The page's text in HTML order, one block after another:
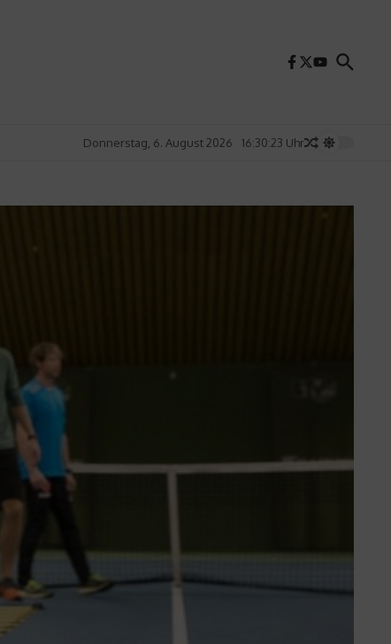
Donnerstag, 6. August 2026 16:30:25 Uhr